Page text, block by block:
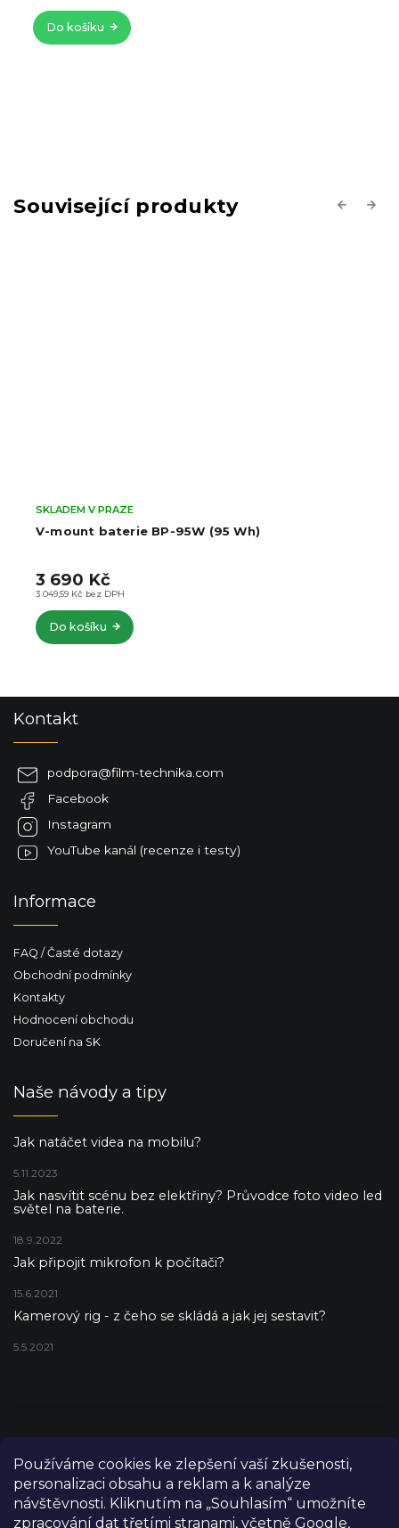
Používáme cookies ke zlepšení vaší zkušenosti,
personalizaci obsahu a reklam a k analýze
návštěvnosti. Kliknutím na „Souhlasím“ umožníte
zpracování dat třetími stranami, včetně Google,
Do košíku
Související produkty Previous
V-mount baterie BP-95W (95 Wh)
SKLADEM V PRAZE
3 049,59 Kč bez DPH
3 690 Kč
Do košíku
Next
Kontakt
podpora@film-technika.com
Facebook
Instagram
YouTube kanál (recenze i testy)
Informace
FAQ / Časté dotazy
Obchodní podmínky
Kontakty
Hodnocení obchodu
Doručení na SK
Naše návody a tipy
Jak natáčet videa na mobilu?
5.11.2023
Jak nasvítit scénu bez elektřiny? Průvodce foto video led
světel na baterie.
18.9.2022
Jak připojit mikrofon k počítači?
15.6.2021
Kamerový rig - z čeho se skládá a jak jej sestavit?
5.5.2021